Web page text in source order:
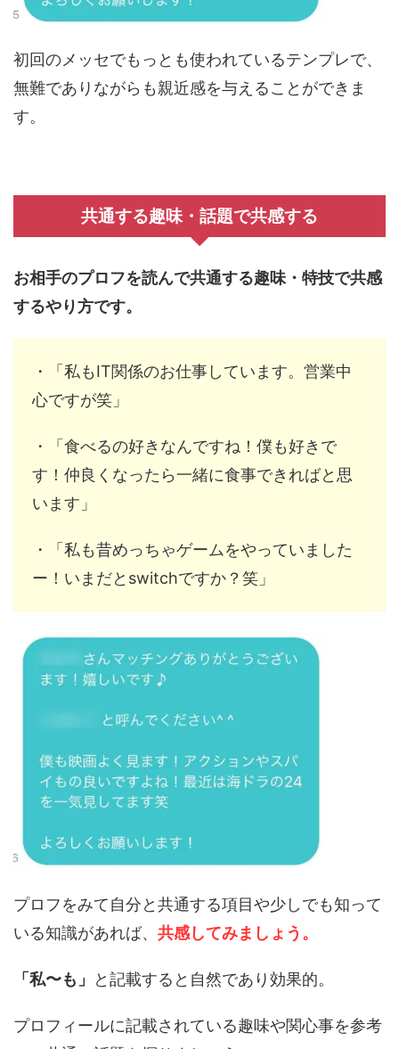
初回のメッセでもっとも使われているテンプレで、
無難でありながらも親近感を与えることができま
す。
共通する趣味・話題で共感する
お相手のプロフを読んで共通する趣味・特技で共感
するやり方です。
・「私もIT関係のお仕事しています。営業中
心ですが笑」
・「食べるの好きなんですね！僕も好きで
す！仲良くなったら一緒に食事できればと思
います」
・「私も昔めっちゃゲームをやっていました
ー！いまだとswitchですか？笑」
プロフをみて自分と共通する項目や少しでも知って
いる知識があれば、 共感してみましょう。
「私〜も」 と記載すると自然であり効果的。
プロフィールに記載されている趣味や関心事を参考